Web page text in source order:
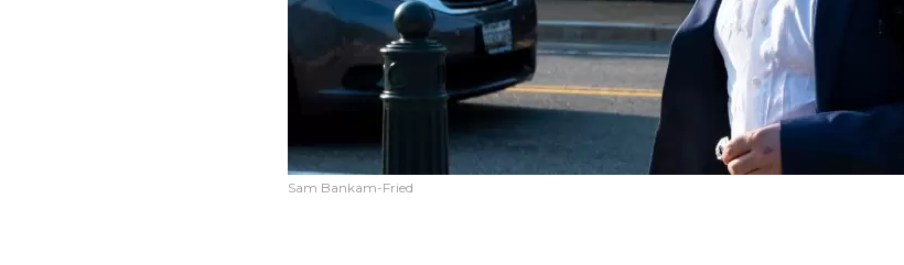
Sam Bankam-Fried